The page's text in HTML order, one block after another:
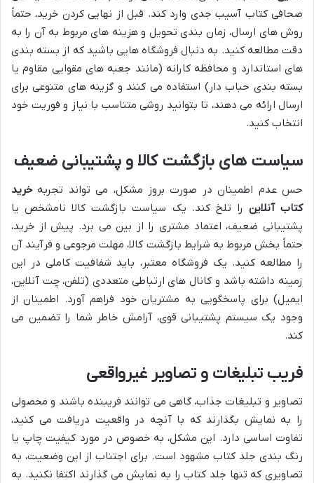
صحافی کتاب آسیب جدی وارد کند. قبل از نهایی کردن خرید، حتماً
روش های ارسال، زمان بندی تحویل و هزینه های مربوط به آن را به
دقت مطالعه کنید. به دنبال فروشگاه هایی باشید که از بسته بندی
های استاندارد و محافظه کارانه (مانند جعبه های مقوایی مقاوم یا
بسته بندی حباب دار) استفاده می کنند و گزینه های متنوعی برای
ارسال ارائه می دهند، تا بتوانید روشی متناسب با نیاز و فوریت خود
انتخاب کنید.
سیاست های بازگشت کالا و پشتیبانی ضعیف
حس عدم اطمینان در صورت بروز مشکل، می تواند تجربه خرید
کتاب آنلاین را تلخ کند. یک سیاست بازگشت کالا نامشخص یا
پشتیبانی ضعیف، اعتماد مشتری را از بین می برد. پیش از خرید،
حتماً بخش مربوط به شرایط بازگشت کالا، مهلت مرجوعی و فرآیند آن
را مطالعه کنید. یک فروشگاه معتبر، باید شفافیت کاملی در این
زمینه داشته باشد و کانال های ارتباطی متعددی (تلفن، چت آنلاین،
ایمیل) برای پاسخگویی به مشتریان خود فراهم آورد. اطمینان از
وجود یک سیستم پشتیبانی قوی، آرامش خاطر شما را تضمین می
کند.
فریب تبلیغات و تصاویر غیرواقعی
تصاویر و تبلیغات جذاب، گاهی می توانند فریبنده باشند و محصولی
را به نمایش بگذارند که با آنچه در واقعیت دریافت می کنید،
تفاوت اساسی دارد. این مشکل، به خصوص در مورد کیفیت چاپ یا
رنگ بندی جلد کتاب مشهود است. برای اجتناب از این وضعیت، به
تصاویری که تنها جلد کتاب را به نمایش می گذارند اکتفا نکنید. به